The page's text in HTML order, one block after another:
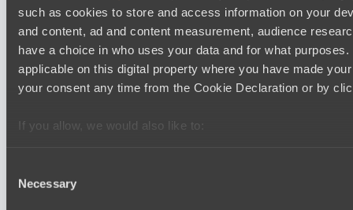
such as cookies to store and access information on your
and content, ad and content measurement, audience
have a choice in who uses your data and for what
applicable on this digital property where you have made
your consent any time from the Cookie Declaration or by
If you allow, we would also like to:
Identify your device by actively scanning it for
Selection
Necessary
No Hoodwink
11:30
Soup Kitchen
BO3
Team hi
Последние результаты